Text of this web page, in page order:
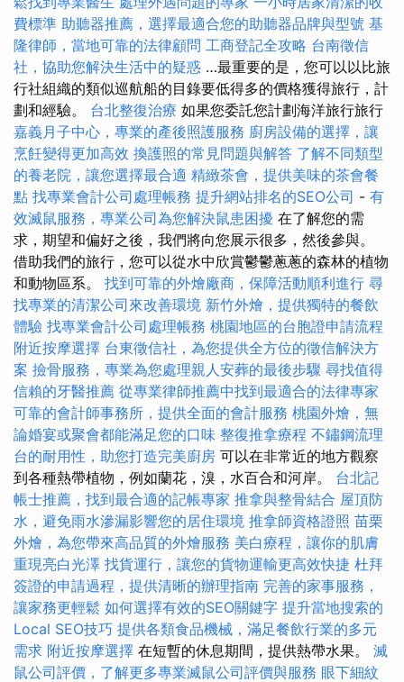
費標準 助聽器推薦，選擇最適合您的助聽器品牌與型號 基
隆律師，當地可靠的法律顧問 工商登記全攻略 台南徵信
社，協助您解決生活中的疑惑 …最重要的是，您可以以比旅
行社組織的類似巡航船的目錄要低得多的價格獲得旅行，計
劃和經驗。 台北整復治療 如果您委託您計劃海洋旅行旅行
嘉義月子中心，專業的產後照護服務 廚房設備的選擇，讓
烹飪變得更加高效 換護照的常見問題與解答 了解不同類型
的養老院，讓您選擇最合適 精緻茶會，提供美味的茶會餐
點 找專業會計公司處理帳務 提升網站排名的SEO公司 - 有
效滅鼠服務，專業公司為您解決鼠患困擾 在了解您的需
求，期望和偏好之後，我們將向您展示很多，然後參與。
借助我們的旅行，您可以從水中欣賞鬱鬱蔥蔥的森林的植物
和動物區系。 找到可靠的外燴廠商，保障活動順利進行 尋
找專業的清潔公司來改善環境 新竹外燴，提供獨特的餐飲
體驗 找專業會計公司處理帳務 桃園地區的台胞證申請流程
附近按摩選擇 台東徵信社，為您提供全方位的徵信解決方
案 撿骨服務，專業為您處理親人安葬的最後步驟 尋找值得
信賴的牙醫推薦 從專業律師推薦中找到最適合的法律專家
可靠的會計師事務所，提供全面的會計服務 桃園外燴，無
論婚宴或聚會都能滿足您的口味 整復推拿療程 不鏽鋼流理
台的耐用性，助您打造完美廚房 可以在非常近的地方觀察
到各種熱帶植物，例如蘭花，溴，水百合和河岸。 台北記
帳士推薦，找到最合適的記帳專家 推拿與整骨結合 屋頂防
水，避免雨水滲漏影響您的居住環境 推拿師資格證照 苗栗
外燴，為您帶來高品質的外燴服務 美白療程，讓你的肌膚
重現亮白光澤 找貨運行，讓您的貨物運輸更高效快捷 杜拜
簽證的申請過程，提供清晰的辦理指南 完善的家事服務，
讓家務更輕鬆 如何選擇有效的SEO關鍵字 提升當地搜索的
Local SEO技巧 提供各類食品機械，滿足餐飲行業的多元
需求 附近按摩選擇 在短暫的休息期間，提供熱帶水果。 滅
鼠公司評價，了解更多專業滅鼠公司評價與服務 眼下細紋